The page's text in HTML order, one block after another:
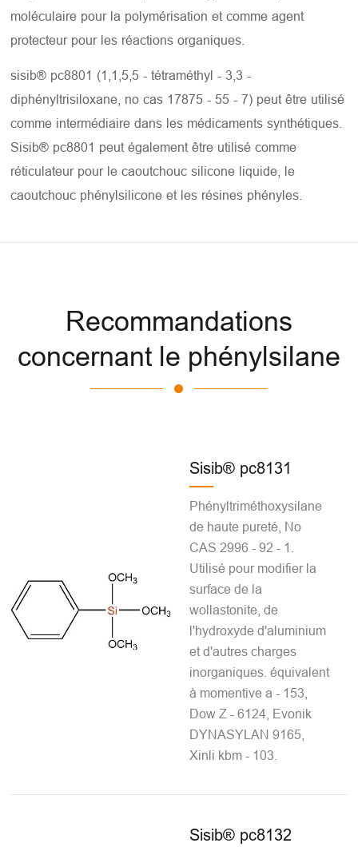
moléculaire pour la polymérisation et comme agent
protecteur pour les réactions organiques.
sisib® pc8801 (1,1,5,5 - tétraméthyl - 3,3 -
diphényltrisiloxane, no cas 17875 - 55 - 7) peut être utilisé
comme intermédiaire dans les médicaments synthétiques.
Sisib® pc8801 peut également être utilisé comme
réticulateur pour le caoutchouc silicone liquide, le
caoutchouc phénylsilicone et les résines phényles.
Recommandations
concernant le phénylsilane
Sisib® pc8131
Phényltriméthoxysilane
de haute pureté, No
CAS 2996 - 92 - 1.
Utilisé pour modifier la
surface de la
wollastonite, de
l'hydroxyde d'aluminium
et d'autres charges
inorganiques. équivalent
à momentive a - 153,
Dow Z - 6124, Evonik
DYNASYLAN 9165,
Xinli kbm - 103.
Sisib® pc8132